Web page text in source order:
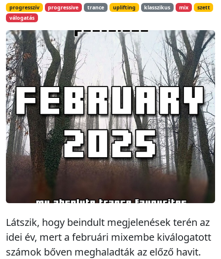
progresszív progressive trance uplifting klasszikus mix
szett
válogatás
Látszik, hogy beindult megjelenések terén az
idei év, mert a februári mixembe kiválogatott
számok bőven meghaladták az előző havit.